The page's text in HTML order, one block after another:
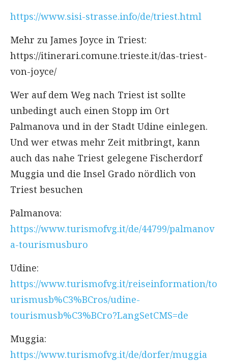
https://www.sisi-strasse.info/de/triest.html
Mehr zu James Joyce in Triest:
https://itinerari.comune.trieste.it/das-triest-
von-joyce/
Wer auf dem Weg nach Triest ist sollte
unbedingt auch einen Stopp im Ort
Palmanova und in der Stadt Udine einlegen.
Und wer etwas mehr Zeit mitbringt, kann
auch das nahe Triest gelegene Fischerdorf
Muggia und die Insel Grado nördlich von
Triest besuchen
Palmanova:
https://www.turismofvg.it/de/44799/palmanov
a-tourismusburo
Udine:
https://www.turismofvg.it/reiseinformation/to
urismusb%C3%BCros/udine-
tourismusb%C3%BCro?LangSetCMS=de
Muggia:
https://www.turismofvg.it/de/dorfer/muggia